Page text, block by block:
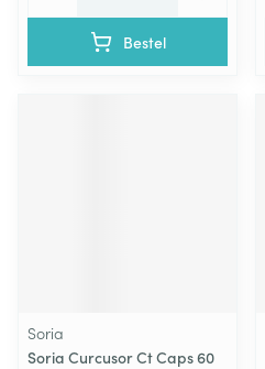
Bestel
Soria
Soria Curcusor Ct Caps 60